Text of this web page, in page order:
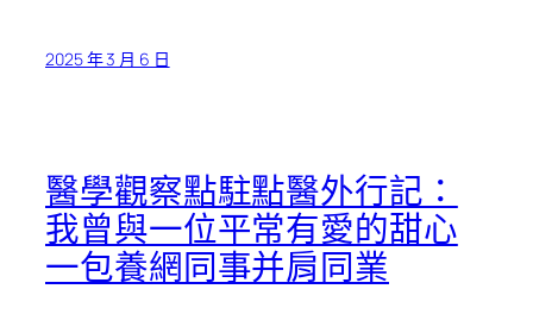
2025 年 3 月 6 日
醫學觀察點駐點醫外行記：
我曾與一位平常有愛的甜心
一包養網同事并肩同業